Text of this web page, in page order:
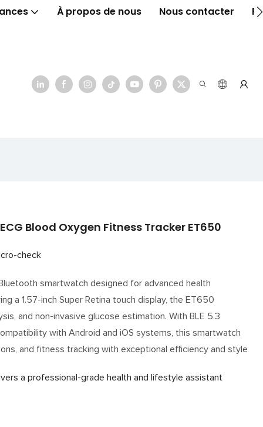
À propos de nous Nous contacter
Blood Oxygen Fitness Tracker ET650
check
smartwatch designed for advanced health
a 1.57-inch Super Retina touch display, the ET650
and non-invasive glucose estimation. With BLE 5.3
with Android and iOS systems, this smartwatch
and fitness tracking with exceptional efficiency and style
a professional-grade health and lifestyle assistant